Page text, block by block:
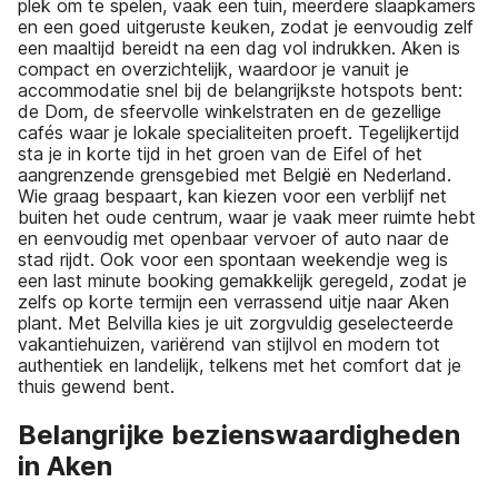
plek om te spelen, vaak een tuin, meerdere slaapkamers
en een goed uitgeruste keuken, zodat je eenvoudig zelf
een maaltijd bereidt na een dag vol indrukken. Aken is
compact en overzichtelijk, waardoor je vanuit je
accommodatie snel bij de belangrijkste hotspots bent:
de Dom, de sfeervolle winkelstraten en de gezellige
cafés waar je lokale specialiteiten proeft. Tegelijkertijd
sta je in korte tijd in het groen van de Eifel of het
aangrenzende grensgebied met België en Nederland.
Wie graag bespaart, kan kiezen voor een verblijf net
buiten het oude centrum, waar je vaak meer ruimte hebt
en eenvoudig met openbaar vervoer of auto naar de
stad rijdt. Ook voor een spontaan weekendje weg is
een last minute booking gemakkelijk geregeld, zodat je
zelfs op korte termijn een verrassend uitje naar Aken
plant. Met Belvilla kies je uit zorgvuldig geselecteerde
vakantiehuizen, variërend van stijlvol en modern tot
authentiek en landelijk, telkens met het comfort dat je
thuis gewend bent.
Belangrijke bezienswaardigheden
in Aken